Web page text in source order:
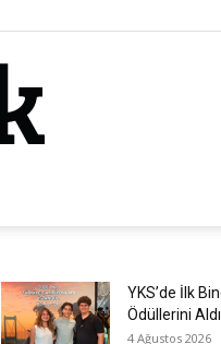
YKS’de İlk
Ödüllerini Aldı
4 Ağustos 2026